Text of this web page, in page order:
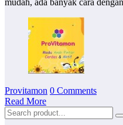
mudah, ada banyak cara
Provitamon 0 Comments
Read More